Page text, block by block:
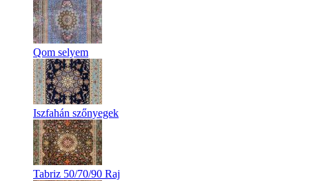
Qom selyem
Iszfahán szőnyegek
Tabriz 50/70/90 Raj